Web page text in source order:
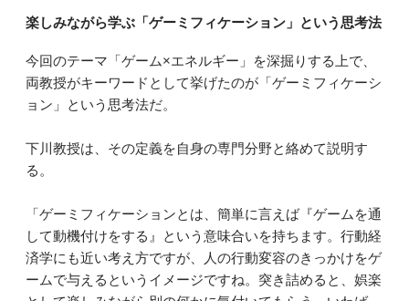
楽しみながら学ぶ「ゲーミフィケーション」という思考法
今回のテーマ「ゲーム×エネルギー」を深掘りする上で、
両教授がキーワードとして挙げたのが「ゲーミフィケーシ
ョン」という思考法だ。
下川教授は、その定義を自身の専門分野と絡めて説明す
る。
「ゲーミフィケーションとは、簡単に言えば『ゲームを通
して動機付けをする』という意味合いを持ちます。行動経
済学にも近い考え方ですが、人の行動変容のきっかけをゲ
ームで与えるというイメージですね。突き詰めると、娯楽